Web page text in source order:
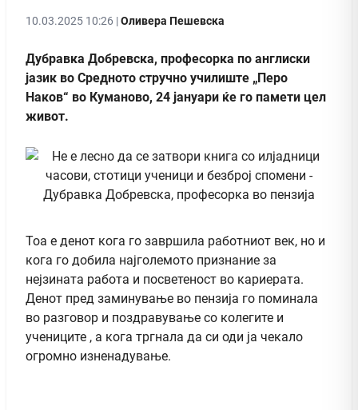
10.03.2025 10:26 |Оливера Пешевска
Дубравка Добревска, професорка по англиски
јазик во Средното стручно училиште „Перо
Наков“ во Куманово, 24 јануари ќе го памети цел
живот.
Тоа е денот кога го завршила работниот век, но и
кога го добила најголемото признание за
нејзината работа и посветеност во кариерата.
Денот пред заминување во пензија го поминала
во разговор и поздравување со колегите и
учениците , а кога тргнала да си оди ја чекало
огромно изненадување.